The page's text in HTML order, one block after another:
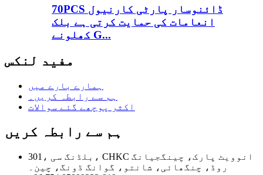
70PCS ڈائنوسار پارٹی کارنیول
انعامات کی حمایت کرتی ہے بلک
کھلونے G...
مفید لنکس
ہمارے بارے میں
ہم سے رابطہ کریں۔
اکثر پوچھے گئے سوالات
ہم سے رابطہ کریں
301، بلڈنگ سی، CHKC انوویٹ پارک، چینگجیانگ
روڈ، چنگھائی، شانتو، گوانگ ڈونگ، چین۔